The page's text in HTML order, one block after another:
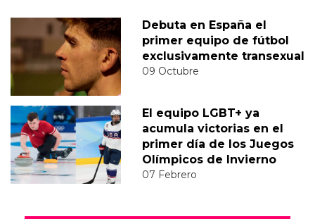
Debuta en España el
primer equipo de fútbol
exclusivamente transexual
09 Octubre
El equipo LGBT+ ya
acumula victorias en el
primer día de los Juegos
Olímpicos de Invierno
07 Febrero